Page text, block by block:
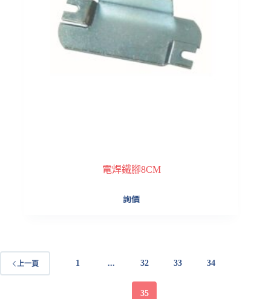
電焊鐵腳8CM
詢價
上一頁 1 ... 32 33 34
35